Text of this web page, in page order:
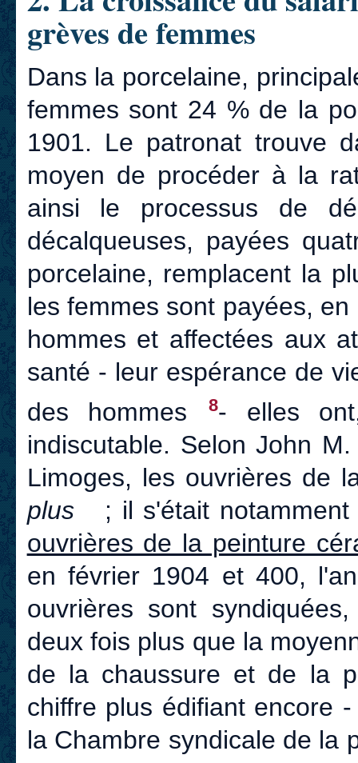
grèves de femmes
Dans la porcelaine,
femmes sont 24 % de la
1901. Le patronat trouve
moyen de procéder à la
ainsi le processus de
décalqueuses, payées
porcelaine, remplacent la
les femmes sont payées,
hommes et affectées aux
santé - leur espérance de
des hommes
8- elles
indiscutable. Selon John
Limoges, les ouvrières de
plus
; il s'était
ouvrières de la peinture
en février 1904 et 400,
ouvrières sont
deux fois plus que la
de la chaussure et de la
chiffre plus édifiant encore
la Chambre syndicale de la